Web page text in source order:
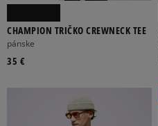
CHAMPION TRIČKO CREWNECK TEE
pánske
35 €